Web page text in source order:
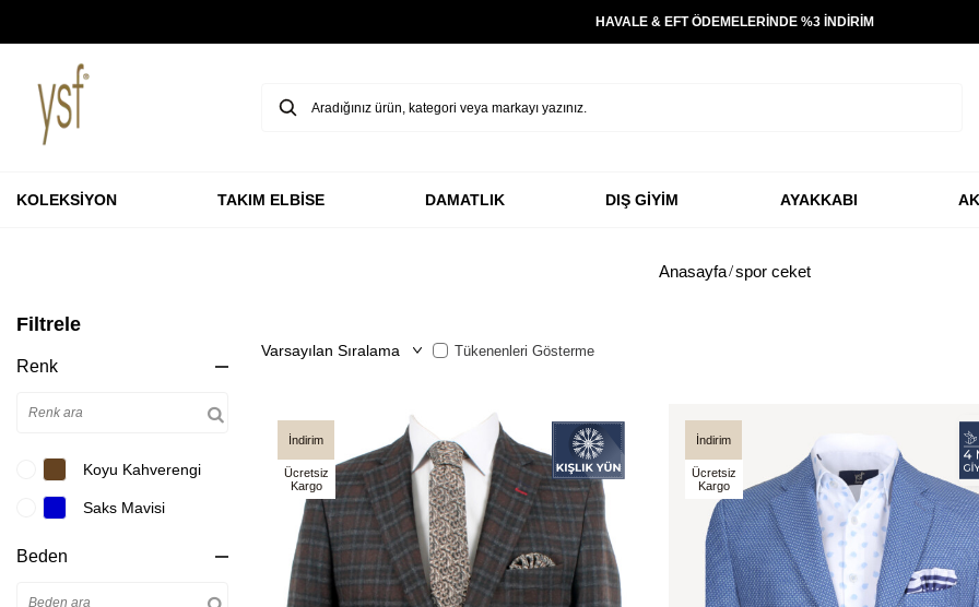
HAVALE & EFT ÖDEMELERİNDE %3 İNDİRİM
KOLEKSİYON TAKIM ELBİSE DAMATLIK DIŞ GİYİM AYAKKABI
Anasayfa spor ceket
Filtrele
Renk
Koyu Kahverengi
Saks Mavisi
Beden
Tükenenleri Gösterme
İndirim
Ücretsiz
Kargo
İndirim
Ücretsiz
Kargo